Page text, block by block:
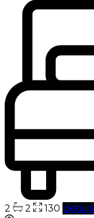
2 2 130 details